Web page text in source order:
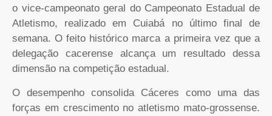
o vice-campeonato geral do Campeonato Estadual de
Atletismo, realizado em Cuiabá no último final de
semana. O feito histórico marca a primeira vez que a
delegação cacerense alcança um resultado dessa
dimensão na competição estadual.
O desempenho consolida Cáceres como uma das
forças em crescimento no atletismo mato-grossense.